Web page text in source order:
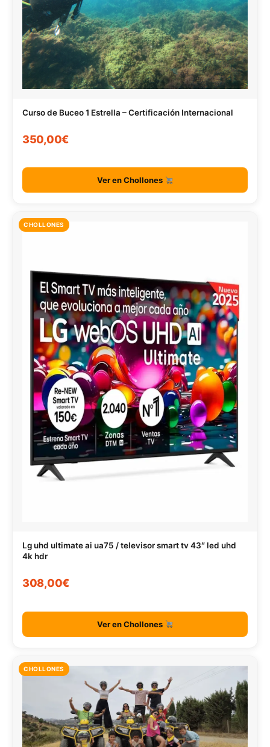
Curso de Buceo 1 Estrella – Certificación Internacional
350,00€
Ver en Chollones
CHOLLONES
Lg uhd ultimate ai ua75 / televisor smart tv 43″ led uhd
4k hdr
308,00€
Ver en Chollones
CHOLLONES